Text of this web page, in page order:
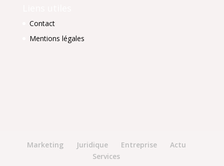
Contact
Mentions légales
Marketing Juridique Entreprise
Actu
Services